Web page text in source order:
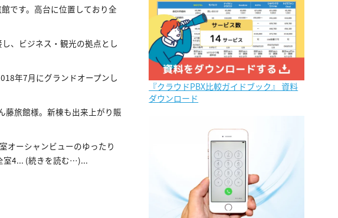
です。高台に位置しており全
、ビジネス・観光の拠点とし
年7月にグランドオープンし
藤旅館様。新棟も出来上がり賑
オーシャンビューのゆったり
室4... (続きを読む…)...
『クラウドPBX比較ガイドブック』 資料
ダウンロード